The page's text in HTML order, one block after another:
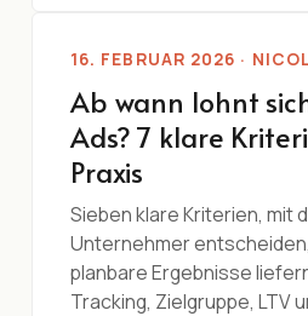
16. FEBRUAR 2026 ·
Ab wann lohnt
Ads? 7 klare
Praxis
Sieben klare Kriterien, mit
Unternehmer
planbare Ergebnisse
Tracking, Zielgruppe, LTV